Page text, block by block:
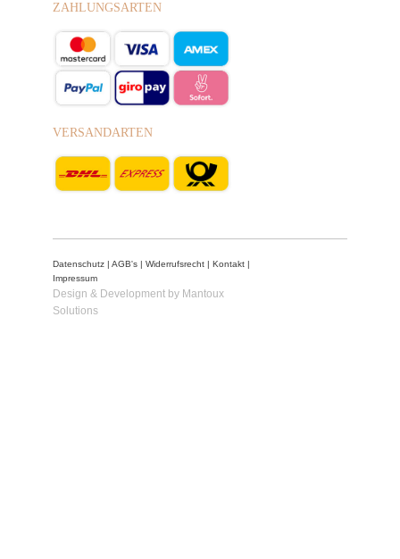
ZAHLUNGSARTEN
VERSANDARTEN
Datenschutz AGB's Widerrufsrecht Kontakt
Impressum
Design & Development by Mantoux
Solutions